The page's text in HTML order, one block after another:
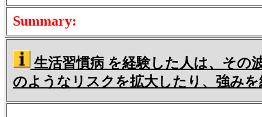
Summary:
生活習慣病 を経験した人は、その
のようなリスクを拡大したり、強み